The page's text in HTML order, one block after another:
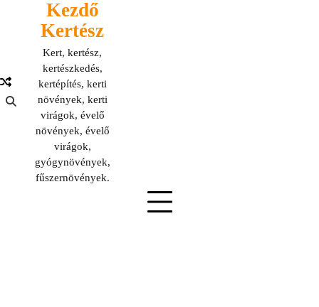
Kezdő
Kertész
Kert, kertész,
kertészkedés,
kertépítés, kerti
növények, kerti
virágok, évelő
növények, évelő
virágok,
gyógynövények,
fűszernövények.